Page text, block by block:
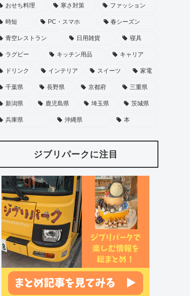
おせち料理 寒さ対策 ファッション
時短 PC・スマホ 春シーズン
青空レストラン 日用雑貨 寝具
ラグビー キッチン用品 キャリア
ドリンク インテリア スイーツ 家電
千葉県 長野県 京都府 三重県
新潟県 鹿児島県 埼玉県 茨城県
兵庫県 沖縄県 本
ジブリパークに注目